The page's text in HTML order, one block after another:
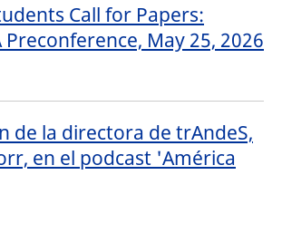
Call for Papers:
Preconference, May 25, 2026
de la directora de trAndeS,
en el podcast 'América